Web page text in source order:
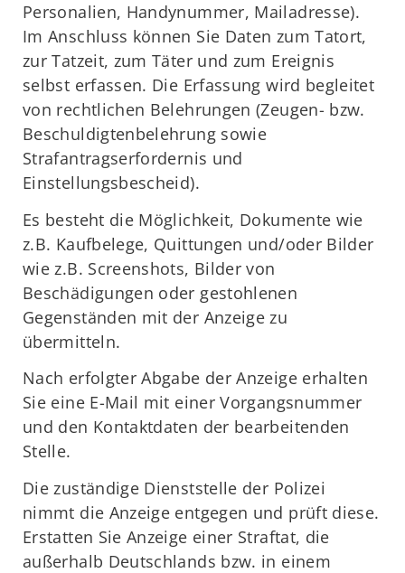
Personalien, Handynummer, Mailadresse).
Im Anschluss können Sie Daten zum Tatort,
zur Tatzeit, zum Täter und zum Ereignis
selbst erfassen. Die Erfassung wird begleitet
von rechtlichen Belehrungen (Zeugen- bzw.
Beschuldigtenbelehrung sowie
Strafantragserfordernis und
Einstellungsbescheid).
Es besteht die Möglichkeit, Dokumente wie
z.B. Kaufbelege, Quittungen und/oder Bilder
wie z.B. Screenshots, Bilder von
Beschädigungen oder gestohlenen
Gegenständen mit der Anzeige zu
übermitteln.
Nach erfolgter Abgabe der Anzeige erhalten
Sie eine E-Mail mit einer Vorgangsnummer
und den Kontaktdaten der bearbeitenden
Stelle.
Die zuständige Dienststelle der Polizei
nimmt die Anzeige entgegen und prüft diese.
Erstatten Sie Anzeige einer Straftat, die
außerhalb Deutschlands bzw. in einem